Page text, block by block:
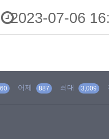
2023-07-06
어제 887 최대 3,009